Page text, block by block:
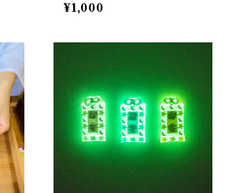
¥1,000